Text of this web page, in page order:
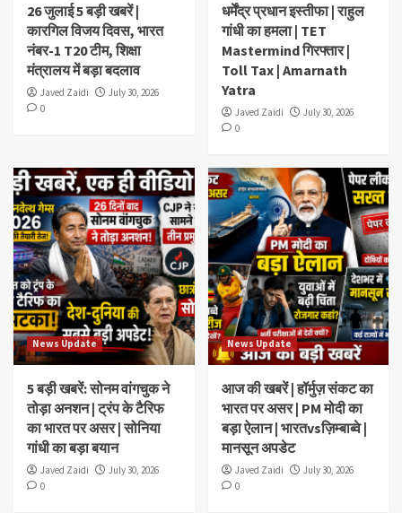
26 जुलाई 5 बड़ी खबरें |
कारगिल विजय दिवस, भारत
नंबर-1 T20 टीम, शिक्षा
मंत्रालय में बड़ा बदलाव
Javed Zaidi
July 30, 2026
0
धर्मेंद्र प्रधान इस्तीफा | राहुल
गांधी का हमला | TET
Mastermind गिरफ्तार |
Toll Tax | Amarnath
Yatra
Javed Zaidi
July 30, 2026
0
News Update
5 बड़ी खबरें: सोनम वांगचुक ने
तोड़ा अनशन | ट्रंप के टैरिफ
का भारत पर असर | सोनिया
गांधी का बड़ा बयान
Javed Zaidi
July 30, 2026
0
News Update
आज की खबरें | हॉर्मुज़ संकट का
भारत पर असर | PM मोदी का
बड़ा ऐलान | भारतvsज़िम्बाब्वे |
मानसून अपडेट
Javed Zaidi
July 30, 2026
0